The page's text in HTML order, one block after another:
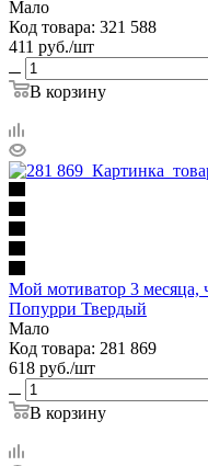
Мало
Код товара: 321 588
411 руб./шт
В корзину
Мой мотиватор 3 месяца,
Попурри Твердый
Мало
Код товара: 281 869
618 руб./шт
В корзину